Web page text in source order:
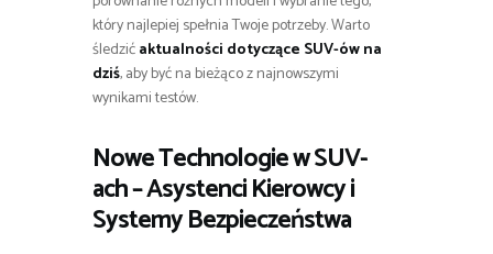
który najlepiej spełnia Twoje potrzeby. Warto
śledzićaktualności dotyczące SUV-ów na
dziś, aby być na bieżąco z najnowszymi
wynikami testów.
Nowe Technologie w SUV-
ach – Asystenci Kierowcy i
Systemy Bezpieczeństwa